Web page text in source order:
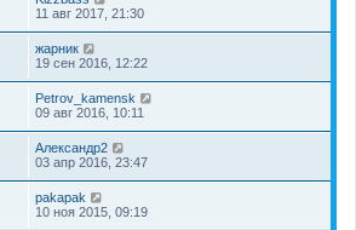
11 авг 2017, 21:30
жарник
19 сен 2016, 12:22
Petrov_kamensk
09 авг 2016, 10:11
Александр2
03 апр 2016, 23:47
pakapak
10 ноя 2015, 09:19